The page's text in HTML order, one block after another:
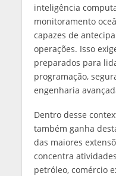
inteligência
monitoramento
capazes de
operações. Isso
preparados para
programação,
engenharia
Dentro desse
também ganha
das maiores
concentra
petróleo, comércio